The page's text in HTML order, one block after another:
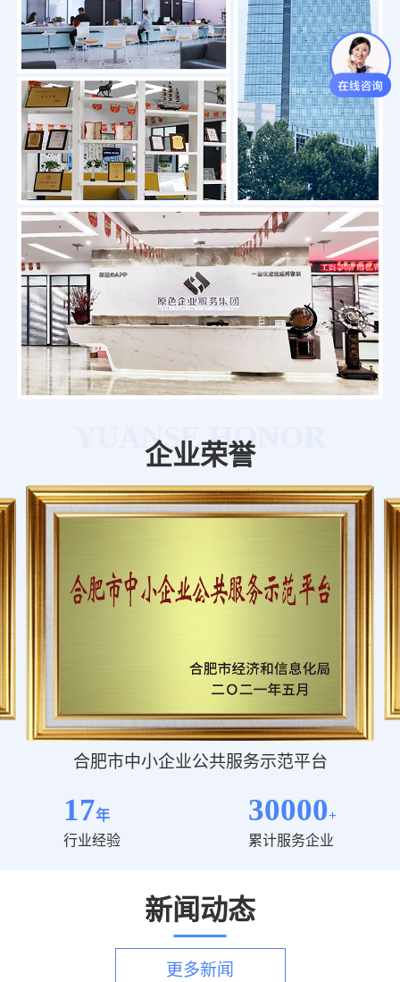
YUANSE HONOR
企业荣誉
合肥市中小企业公共服务示范平台
17年
行业经验
30000+
累计服务企业
新闻动态
更多新闻